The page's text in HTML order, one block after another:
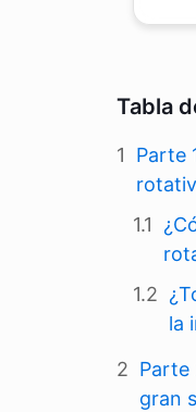
Tabla
Parte
la
Parte
gran